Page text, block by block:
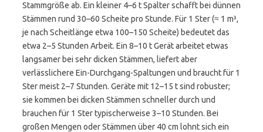
Stammgröße ab. Ein kleiner 4–6 t Spalter schafft bei dünnen
Stämmen rund 30–60 Scheite pro Stunde. Für 1 Ster (≈ 1 m³,
je nach Scheitlänge etwa 100–150 Scheite) bedeutet das
etwa 2–5 Stunden Arbeit. Ein 8–10 t Gerät arbeitet etwas
langsamer bei sehr dicken Stämmen, liefert aber
verlässlichere Ein-Durchgang-Spaltungen und braucht für 1
Ster meist 2–7 Stunden. Geräte mit 12–15 t sind robuster;
sie kommen bei dicken Stämmen schneller durch und
brauchen für 1 Ster typischerweise 3–10 Stunden. Bei
großen Mengen oder Stämmen über 40 cm lohnt sich ein